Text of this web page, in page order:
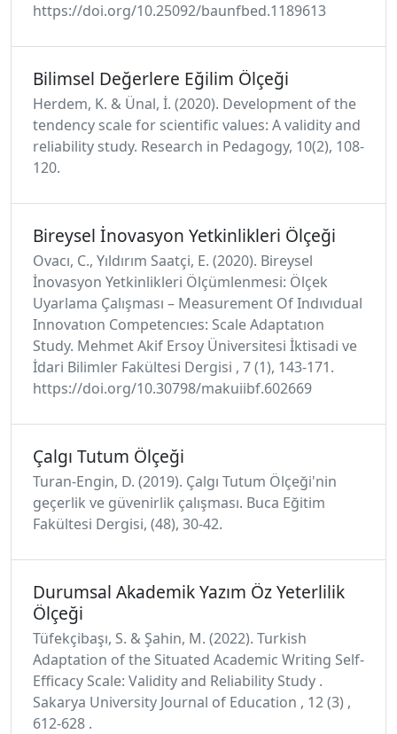
https://doi.org/10.25092/baunfbed.1189613
Bilimsel Değerlere Eğilim Ölçeği
Herdem, K. & Ünal, İ. (2020). Development of the
tendency scale for scientific values: A validity and
reliability study. Research in Pedagogy, 10(2), 108-
120.
Bireysel İnovasyon Yetkinlikleri Ölçeği
Ovacı, C., Yıldırım Saatçi, E. (2020). Bireysel
İnovasyon Yetkinlikleri Ölçümlenmesi: Ölçek
Uyarlama Çalışması – Measurement Of Indıvıdual
Innovatıon Competencıes: Scale Adaptatıon
Study. Mehmet Akif Ersoy Üniversitesi İktisadi ve
İdari Bilimler Fakültesi Dergisi , 7 (1), 143-171.
https://doi.org/10.30798/makuiibf.602669
Çalgı Tutum Ölçeği
Turan-Engin, D. (2019). Çalgı Tutum Ölçeği'nin
geçerlik ve güvenirlik çalışması. Buca Eğitim
Fakültesi Dergisi, (48), 30-42.
Durumsal Akademik Yazım Öz Yeterlilik
Ölçeği
Tüfekçibaşı, S. & Şahin, M. (2022). Turkish
Adaptation of the Situated Academic Writing Self-
Efficacy Scale: Validity and Reliability Study .
Sakarya University Journal of Education , 12 (3) ,
612-628 .